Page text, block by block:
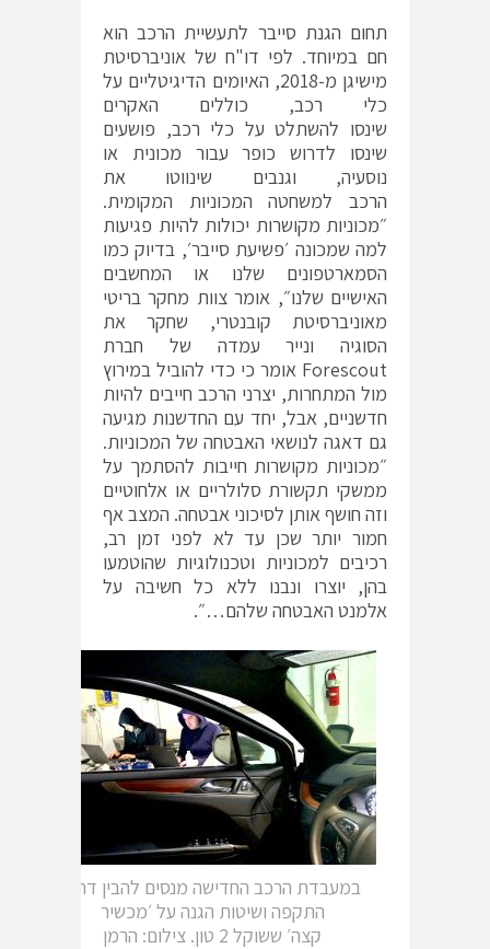
תחום הגנת סייבר לתעשיית הרכב הוא
חם במיוחד. לפי דו"ח של אוניברסיטת
מישיגן מ-2018, האיומים הדיגיטליים על
כלי רכב, כוללים האקרים
שינסו להשתלט על כלי רכב, פושעים
שינסו לדרוש כופר עבור מכונית או
נוסעיה, וגנבים שינווטו את
הרכב למשחטה המכוניות המקומית.
״מכוניות מקושרות יכולות להיות פגיעות
למה שמכונה ׳פשיעת סייבר׳, בדיוק כמו
הסמארטפונים שלנו או המחשבים
האישיים שלנו״, אומר צוות מחקר בריטי
מאוניברסיטת קובנטרי, שחקר את
הסוגיה ונייר עמדה של חברת
Forescout אומר כי כדי להוביל במירוץ
מול המתחרות, יצרני הרכב חייבים להיות
חדשניים, אבל, יחד עם החדשנות מגיעה
גם דאגה לנושאי האבטחה של המכוניות.
״מכוניות מקושרות חייבות להסתמך על
ממשקי תקשורת סלולריים או אלחוטיים
וזה חושף אותן לסיכוני אבטחה. המצב אף
חמור יותר שכן עד לא לפני זמן רב,
רכיבים למכוניות וטכנולוגיות שהוטמעו
בהן, יוצרו ונבנו ללא כל חשיבה על
אלמנט האבטחה שלהם…״.
במעבדת הרכב החדישה מנסים להבין דרכי
התקפה ושיטות הגנה על ׳מכשיר
קצה׳ ששוקל 2 טון. צילום: הרמן